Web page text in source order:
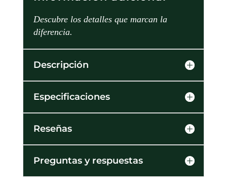
Descubre los detalles que marcan la
diferencia.
Descripción
Especificaciones
Reseñas
Preguntas y respuestas